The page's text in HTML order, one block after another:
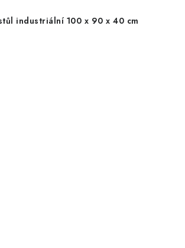
industriální 100 x 90 x 40 cm